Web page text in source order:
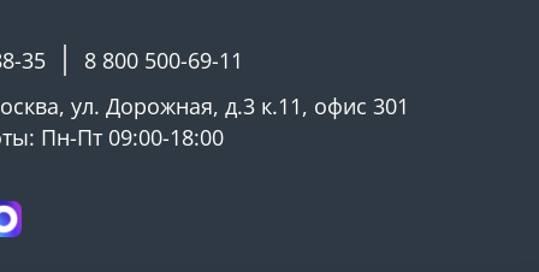
35
8 800 500-69-11
ул. Дорожная, д.3 к.11, офис 301
Пн-Пт 09:00-18:00